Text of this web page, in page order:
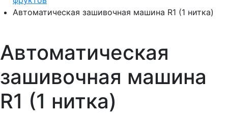
Автоматическая зашивочная машина R1 (1 нитка)
Автоматическая
зашивочная машина
R1 (1 нитка)